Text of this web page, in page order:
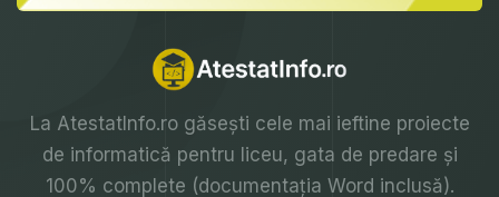
La AtestatInfo.rogăsești cele mai ieftine proiecte
de informatică pentru liceu, gata de predare și
100% complete (documentația Word inclusă).